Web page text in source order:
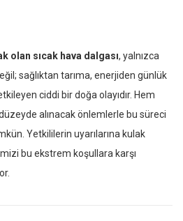
olan sıcak hava dalgası, yalnızca
sağlıktan tarıma, enerjiden günlük
ciddi bir doğa olayıdır. Hem
alınacak önlemlerle bu süreci
Yetkililerin uyarılarına kulak
bu ekstrem koşullara karşı